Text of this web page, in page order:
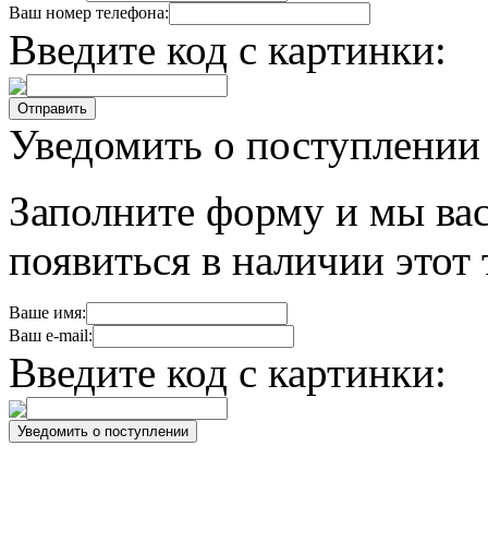
Ваш номер телефона:
Введите код с картинки:
Уведомить о поступлении
Заполните форму и мы
появиться в наличии этот
Ваше имя:
Ваш e-mail:
Введите код с картинки: